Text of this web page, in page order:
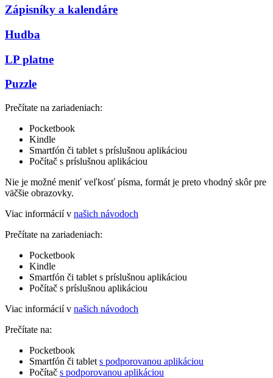
Zápisníky a kalendáre
Hudba
LP platne
Puzzle
Prečítate na zariadeniach:
Pocketbook
Kindle
Smartfón či tablet s príslušnou aplikáciou
Počítač s príslušnou aplikáciou
Nie je možné meniť veľkosť písma, formát je preto vhodný skôr pre
väčšie obrazovky.
Viac informácií v našich návodoch
Prečítate na zariadeniach:
Pocketbook
Kindle
Smartfón či tablet s príslušnou aplikáciou
Počítač s príslušnou aplikáciou
Viac informácií v našich návodoch
Prečítate na:
Pocketbook
Smartfón či tablet s podporovanou aplikáciou
Počítač s podporovanou aplikáciou